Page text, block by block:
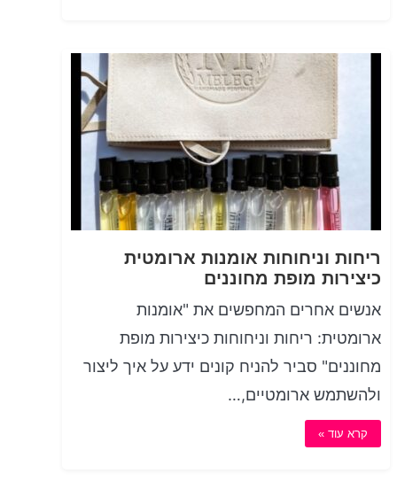
ריחות וניחוחות אומנות ארומטית
כיצירות מופת מחוננים
אנשים אחרים המחפשים את "אומנות
ארומטית: ריחות וניחוחות כיצירות מופת
מחוננים" סביר להניח קונים ידע על איך ליצור
ולהשתמש ארומטיים,…
קרא עוד »